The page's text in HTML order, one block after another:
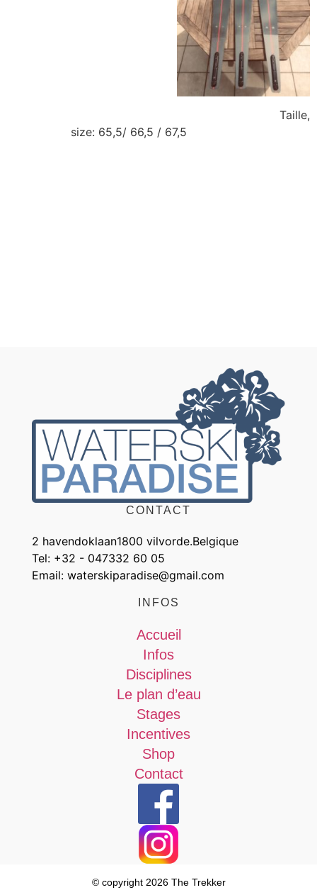
Taille,
size: 65,5/ 66,5 / 67,5
CONTACT
2 havendoklaan1800 vilvorde.Belgique
Tel: +32 - 047332 60 05
Email: waterskiparadise@gmail.com
INFOS
Accueil
Infos
Disciplines
Le plan d’eau
Stages
Incentives
Shop
Contact
© copyright 2026 The Trekker